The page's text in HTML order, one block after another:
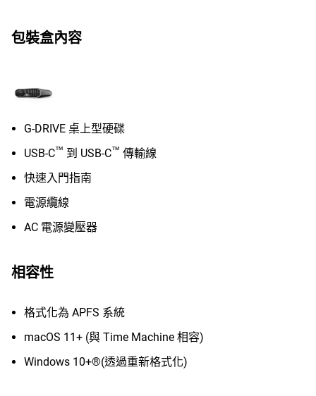
包裝盒內容
G-DRIVE 桌上型硬碟
USB-C™ 到 USB-C™ 傳輸線
快速入門指南
電源纜線
AC 電源變壓器
相容性
格式化為 APFS 系統
macOS 11+ (與 Time Machine 相容)
Windows 10+®(透過重新格式化)